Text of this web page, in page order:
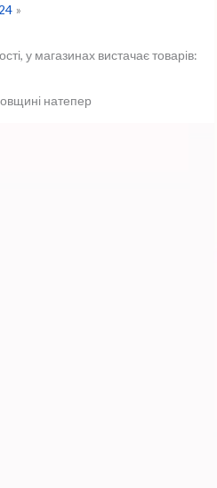
24
у магазинах вистачає товарів:
натепер